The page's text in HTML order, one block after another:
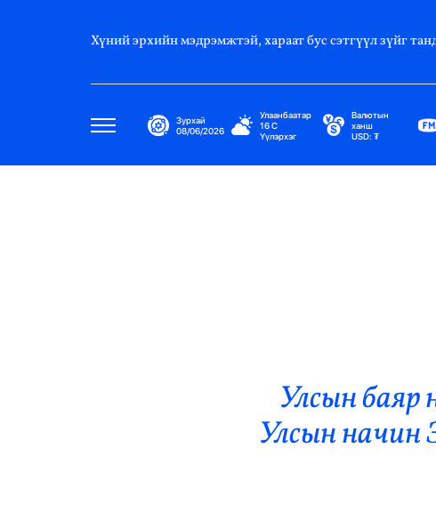
Хүний эрхийн мэдрэмжтэй, хараат бус сэтгүүл зүйг
Зурхай
08/06/2026
Улаанбаатар
16C
Үүлэрхэг
Валютын
ханш
USD:₮
Эрүүл МэндУлсын баяр
Улсын